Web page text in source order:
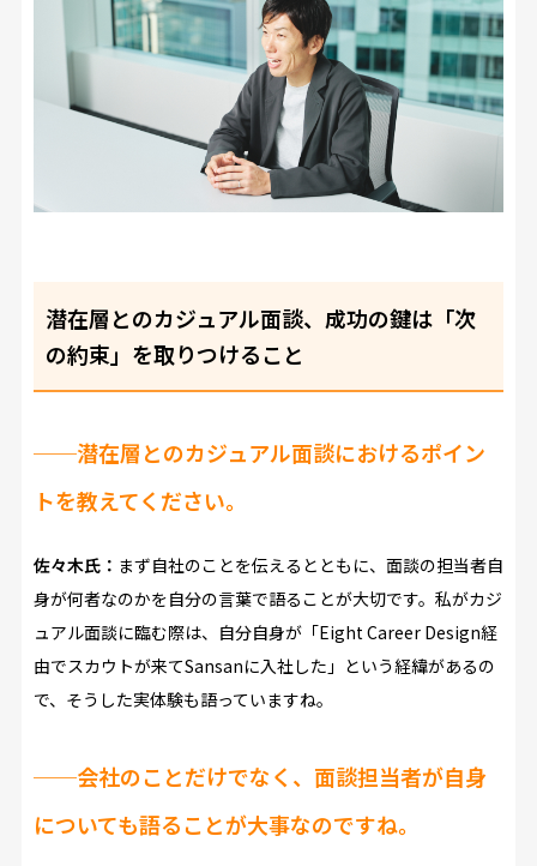
潜在層とのカジュアル面談、成功の鍵は「次
の約束」を取りつけること
──潜在層とのカジュアル面談におけるポイン
トを教えてください。
佐々木氏： まず自社のことを伝えるとともに、面談の担当者自
身が何者なのかを自分の言葉で語ることが大切です。私がカジ
ュアル面談に臨む際は、自分自身が「Eight Career Design経
由でスカウトが来てSansanに入社した」という経緯があるの
で、そうした実体験も語っていますね。
──会社のことだけでなく、面談担当者が自身
についても語ることが大事なのですね。